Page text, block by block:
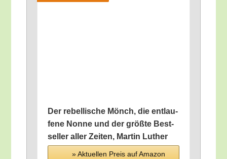
Der rebel­li­sche Mönch, die ent­lau­
fe­ne Non­ne und der größ­te Best­
sel­ler aller Zei­ten, Mar­tin Luther
» Aktu­el­len Preis auf Ama­zon